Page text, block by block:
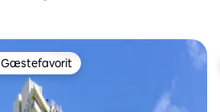
gæstefavorit
Gæstefavorit